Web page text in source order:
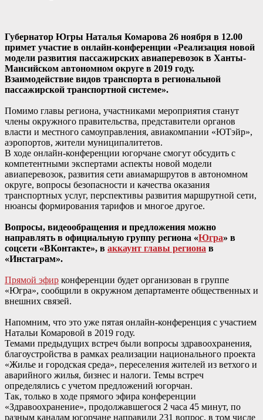
Губернатор Югры Наталья Комарова 26 ноября в 12.00
примет участие в онлайн-конференции «Реализация новой
модели развития пассажирских авиаперевозок в Ханты-
Мансийском автономном округе в 2019 году.
Взаимодействие видов транспорта в региональной
пассажирской транспортной системе».
Помимо главы региона, участниками мероприятия станут
члены окружного правительства, представители органов
власти и местного самоуправления, авиакомпании «ЮТэйр»,
аэропортов, жители муниципалитетов.
В ходе онлайн-конференции югорчане смогут обсудить с
компетентными экспертами аспекты новой модели
авиаперевозок, развития сети авиамаршрутов в автономном
округе, вопросы безопасности и качества оказания
транспортных услуг, перспективы развития маршрутной сети,
нюансы формирования тарифов и многое другое.
Вопросы, видеообращения и предложения можно
направлять в официальную группу региона «Югра» в
соцсети «ВКонтакте», в аккаунт главы региона в
«Инстаграм».
Прямой эфир конференции будет организован в группе
«Югра», сообщили в окружном департаменте общественных и
внешних связей.
Напомним, что это уже пятая онлайн-конференция с участием
Натальи Комаровой в 2019 году.
Темами предыдущих встреч были вопросы здравоохранения,
благоустройства в рамках реализации национального проекта
«Жилье и городская среда», переселения жителей из ветхого и
аварийного жилья, бизнес и налоги. Темы встреч
определялись с учетом предложений югорчан.
Так, только в ходе прямого эфира конференции
«Здравоохранение», продолжавшегося 2 часа 45 минут, по
разным каналам югорчане направили 231 вопрос, в том числе